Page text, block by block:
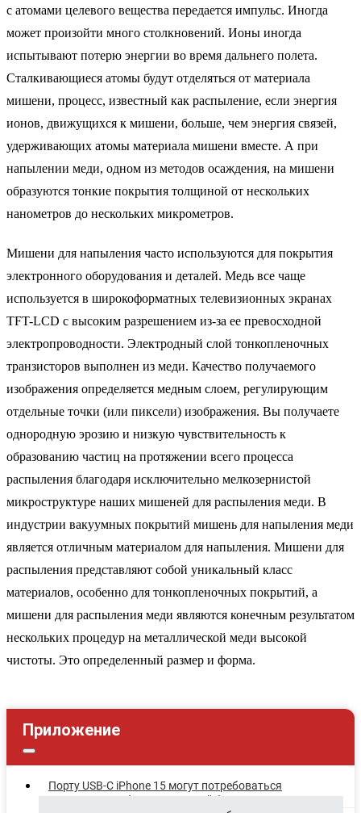
с атомами целевого вещества передается импульс. Иногда
может произойти много столкновений. Ионы иногда
испытывают потерю энергии во время дальнего полета.
Сталкивающиеся атомы будут отделяться от материала
мишени, процесс, известный как распыление, если энергия
ионов, движущихся к мишени, больше, чем энергия связей,
удерживающих атомы материала мишени вместе. А при
напылении меди, одном из методов осаждения, на мишени
образуются тонкие покрытия толщиной от нескольких
нанометров до нескольких микрометров.
Мишени для напыления часто используются для покрытия
электронного оборудования и деталей. Медь все чаще
используется в широкоформатных телевизионных экранах
TFT-LCD с высоким разрешением из-за ее превосходной
электропроводности. Электродный слой тонкопленочных
транзисторов выполнен из меди. Качество получаемого
изображения определяется медным слоем, регулирующим
отдельные точки (или пиксели) изображения. Вы получаете
однородную эрозию и низкую чувствительность к
образованию частиц на протяжении всего процесса
распыления благодаря исключительно мелкозернистой
микроструктуре наших мишеней для распыления меди. В
индустрии вакуумных покрытий мишень для напыления меди
является отличным материалом для напыления. Мишени для
распыления представляют собой уникальный класс
материалов, особенно для тонкопленочных покрытий, а
мишени для распыления меди являются конечным результатом
нескольких процедур на металлической меди высокой
чистоты. Это определенный размер и форма.
Приложение
Порту USB-C iPhone 15 могут потребоваться
специальные кабели для полной функциональности